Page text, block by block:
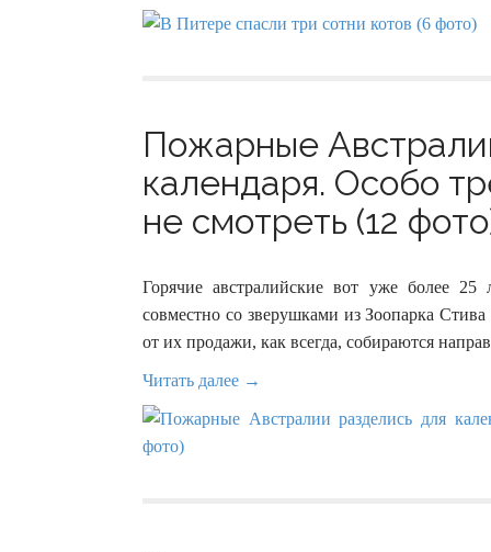
Пожарные
календаря. Особо
не смотреть (12
Горячие австралийские вот уже более
совместно со зверушками из Зоопарка
от их продажи, как всегда, собираются
Читать далее →